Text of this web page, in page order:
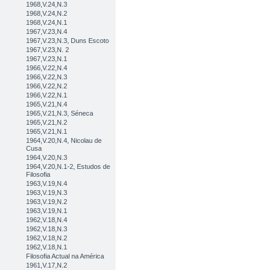
1968,V.24,N.3
1968,V.24,N.2
1968,V.24,N.1
1967,V.23,N.4
1967,V.23,N.3, Duns Escoto
1967,V.23,N. 2
1967,V.23,N.1
1966,V.22,N.4
1966,V.22,N.3
1966,V.22,N.2
1966,V.22,N.1
1965,V.21,N.4
1965,V.21,N.3, Séneca
1965,V.21,N.2
1965,V.21,N.1
1964,V.20,N.4, Nicolau de
Cusa
1964,V.20,N.3
1964,V.20,N.1-2, Estudos de
Filosofia
1963,V.19,N.4
1963,V.19,N.3
1963,V.19,N.2
1963,V.19,N.1
1962,V.18,N.4
1962,V.18,N.3
1962,V.18,N.2
1962,V.18,N.1
Filosofia Actual na América
1961,V.17,N.2